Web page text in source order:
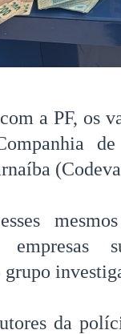
a PF, os
empresas
da